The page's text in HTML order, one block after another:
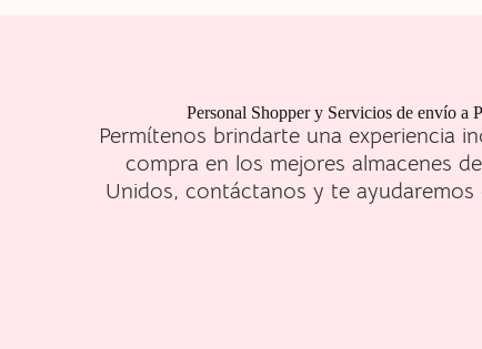
Personal Shopper y Servicios de envío a
Permítenos brindarte una experiencia
compra en los mejores almacenes
Unidos, contáctanos y te